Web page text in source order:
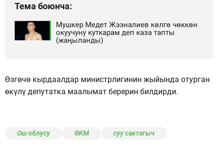
Тема боюнча:
Мушкер Медет Жээналиев көлгө чөккөн
окуучуну куткарам деп каза тапты
(жаңыланды)
Өзгөчө кырдаалдар министрлигинин жыйында отурган
өкүлү депутатка маалымат берерин билдирди.
Ош облусу ӨКМ суу сактагыч